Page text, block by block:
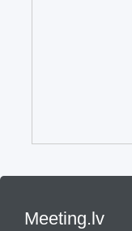
Meeting.lv